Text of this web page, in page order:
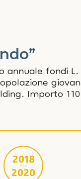
annuale fondi
Importo
2018
---
2020